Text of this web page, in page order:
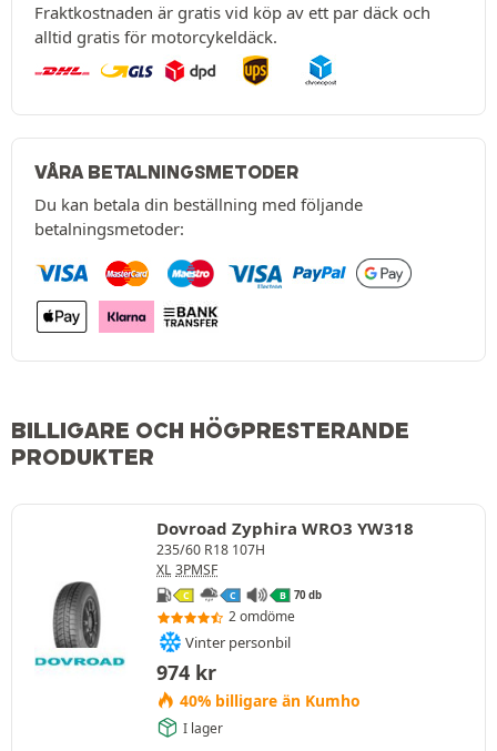
Fraktkostnaden är gratis vid köp av ett par däck och
alltid gratis för motorcykeldäck.
VÅRA BETALNINGSMETODER
Du kan betala din beställning med följande
betalningsmetoder:
BILLIGARE OCH HÖGPRESTERANDE
PRODUKTER
Dovroad Zyphira WRO3 YW318
235/60 R18 107H
XL 3PMSF
C C B 70 db
2 omdöme
Vinter personbil
974 kr
40% billigare än Kumho
I lager